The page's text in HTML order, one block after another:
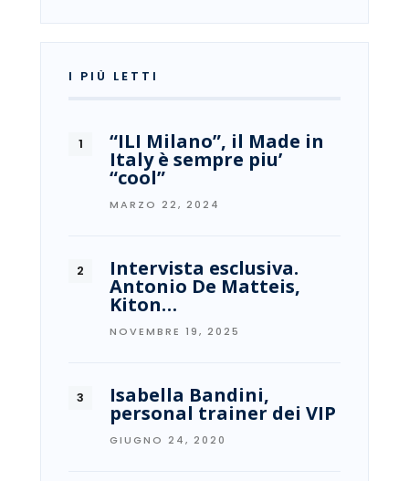
I PIÙ LETTI
“ILI Milano”, il Made in
Italy è sempre piu’
“cool”
MARZO 22, 2024
Intervista esclusiva.
Antonio De Matteis,
Kiton…
NOVEMBRE 19, 2025
Isabella Bandini,
personal trainer dei VIP
GIUGNO 24, 2020